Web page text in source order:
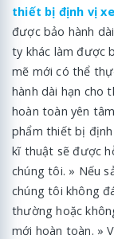
thiết bị định vị
được bảo hành
ty khác làm được
mẽ mới có thể
hành dài hạn cho
hoàn toàn yên
phẩm thiết bị
kĩ thuật sẽ được
chúng tôi. » Nếu
chúng tôi không
thường hoặc
mới hoàn toàn. »